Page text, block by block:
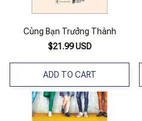
Cùng Bạn Trưởng Thành
$21.99 USD
ADD TO CART